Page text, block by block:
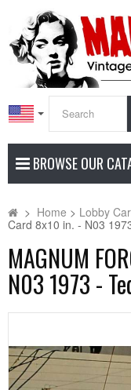
BROWSE OUR
> Home > Lobby
Card 8x10 in. - N03
MAGNUM
N03 1973 -